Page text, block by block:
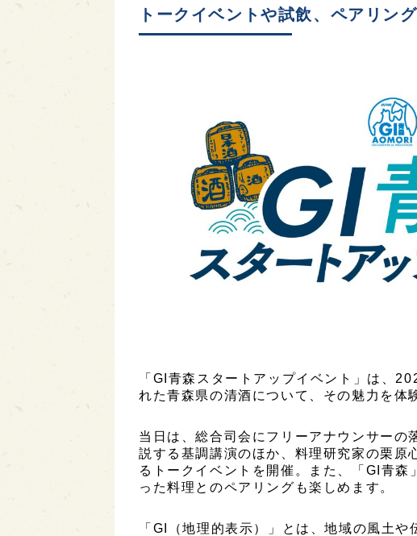
トークイベントや試飲、ペアリン
「GI青森スタートアップイベント」は、
れた青森県の清酒について、その魅力を体
当日は、総合司会にフリーアナウンサーの
説する基調講演のほか、料理研究家の栗原
るトークイベントを開催。また、「GI青
った料理とのペアリングも楽しめます。
「GI（地理的表示）」とは、地域の風土や